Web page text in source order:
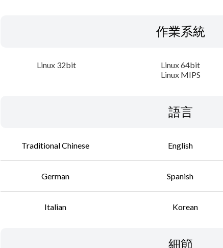
作業系統
Linux 32bit Linux 64bit
Linux MIPS
語言
Traditional Chinese English
German Spanish
Italian Korean
細節